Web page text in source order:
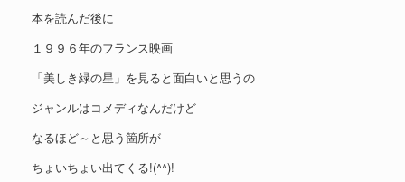
本を読んだ後に
１９９６年のフランス映画
「美しき緑の星」を見ると面白いと思うの
ジャンルはコメディなんだけど
なるほど～と思う箇所が
ちょいちょい出てくる!(^^)!